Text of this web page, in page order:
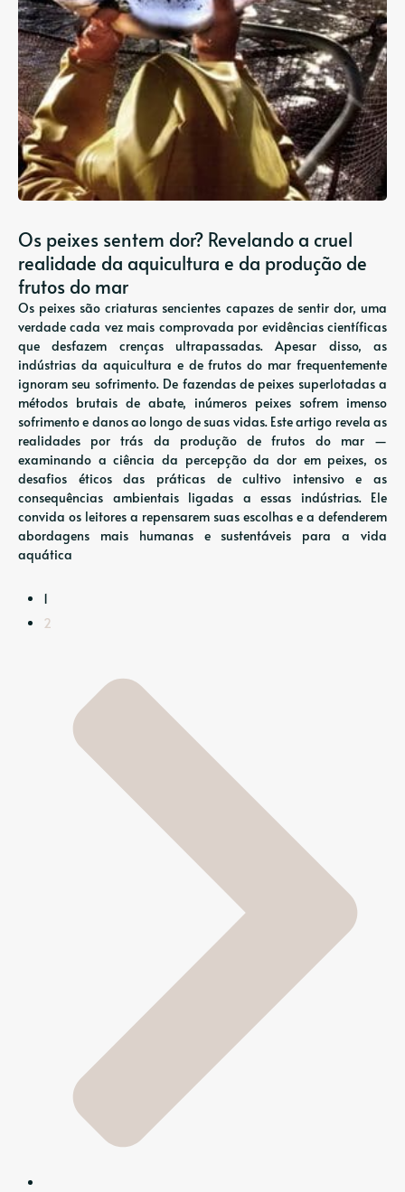
Os peixes sentem dor? Revelando a cruel
realidade da aquicultura e da produção de
frutos do mar
Os peixes são criaturas sencientes capazes de sentir dor, uma
verdade cada vez mais comprovada por evidências científicas
que desfazem crenças ultrapassadas. Apesar disso, as
indústrias da aquicultura e de frutos do mar frequentemente
ignoram seu sofrimento. De fazendas de peixes superlotadas a
métodos brutais de abate, inúmeros peixes sofrem imenso
sofrimento e danos ao longo de suas vidas. Este artigo revela as
realidades por trás da produção de frutos do mar —
examinando a ciência da percepção da dor em peixes, os
desafios éticos das práticas de cultivo intensivo e as
consequências ambientais ligadas a essas indústrias. Ele
convida os leitores a repensarem suas escolhas e a defenderem
abordagens mais humanas e sustentáveis ​​para a vida
aquática
1
2